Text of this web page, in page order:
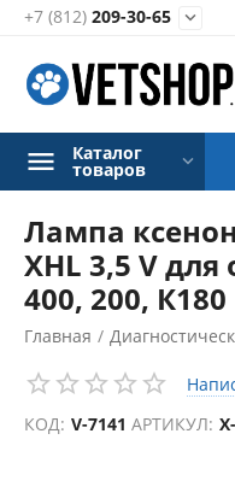
+7 (812) 209-30-65 
Каталог
товаров
Лампа
XHL 3,5 V
400, 200,
Главная /
Аксессуары для
КОД: V-7141 АРТИКУЛ: